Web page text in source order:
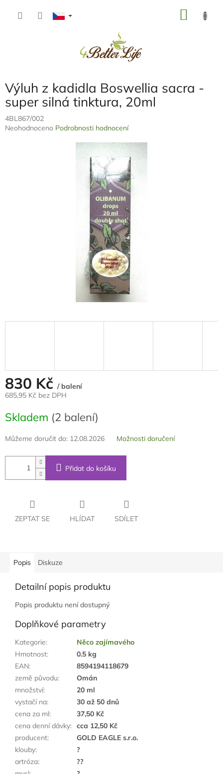
Výluh z kadidla Boswellia sacra -
super silná tinktura, 20ml
4BL867/002
Průměrné
Neohodnoceno Podrobnosti hodnocení
830 Kč / balení
685,95 Kč bez DPH
cena:
Skladem (2 balení)
Můžeme doručit do: 12.08.2026 Možnosti doručení
Přidat do košíku
ZEPTAT SE HLÍDAT SDÍLET
Popis Diskuze
Detailní popis produktu
Popis produktu není dostupný
Doplňkové parametry
Kategorie:
Něco zajímavého
Hmotnost:
0.5 kg
EAN:
8594194118679
země původu:
Omán
množství:
20 ml
vystačí na:
30 až 50 dnů
cena za ml:
37,50 Kč
cena denní dávky: cca 12,50 Kč
producent:
GOLD EAGLE s.r.o.
klouby:
?
artróza:
??